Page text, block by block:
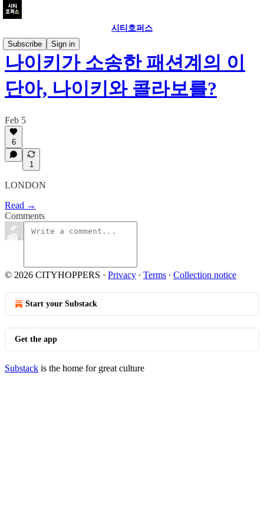
시티호퍼스
Subscribe
Sign in
나이키가 소송한 패션계의 이
단아, 나이키와 콜라보를?
Feb 5
6
1
LONDON
Read →
Comments
© 2026 CITYHOPPERS · Privacy ∙ Terms ∙ Collection notice
Start your Substack
Get the app
Substack is the home for great culture